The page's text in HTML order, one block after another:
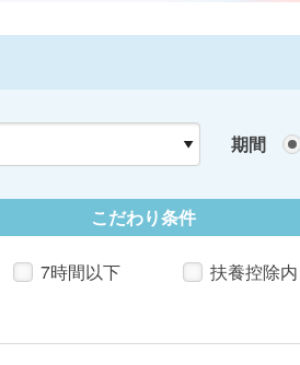
期間
こだわり条件
7時間以下 扶養控除内